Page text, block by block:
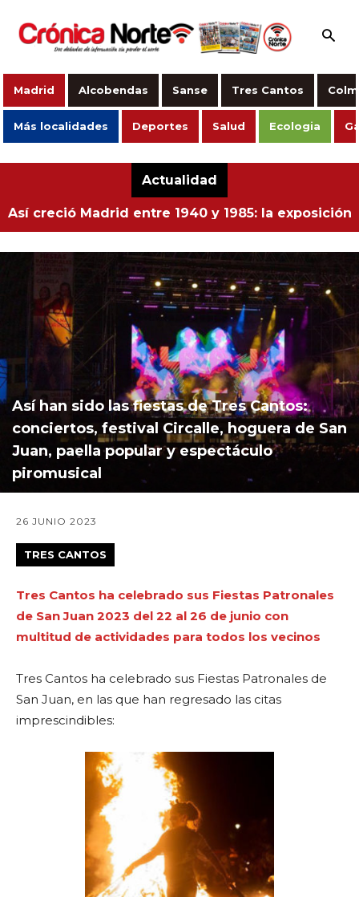
Madrid Alcobendas Sanse Tres Cantos
Más localidades Deportes Salud Ecologia
Actualidad
Así creció Madrid entre 1940 y 1985: la exposición
Así han sido las fiestas de Tres Cantos:
conciertos, festival Circalle, hoguera de San
Juan, paella popular y espectáculo
piromusical
26 JUNIO 2023
TRES CANTOS
Tres Cantos ha celebrado sus Fiestas Patronales
de San Juan 2023 del 22 al 26 de junio con
multitud de actividades para todos los vecinos
Tres Cantos ha celebrado sus Fiestas Patronales de
San Juan, en las que han regresado las citas
imprescindibles: